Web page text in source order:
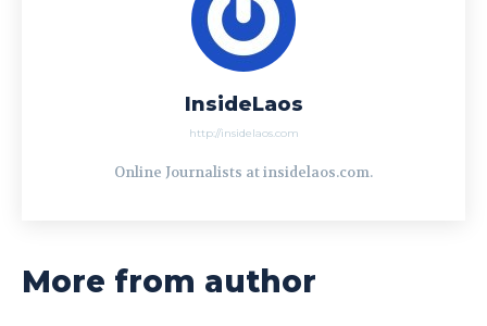
InsideLaos
http://insidelaos.com
Online Journalists at insidelaos.com.
More from author